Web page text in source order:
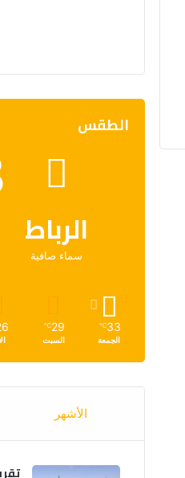
الطقس
الرباط
سماء صافية
33
℃
الجمعة
29
℃
السبت
الأشهر